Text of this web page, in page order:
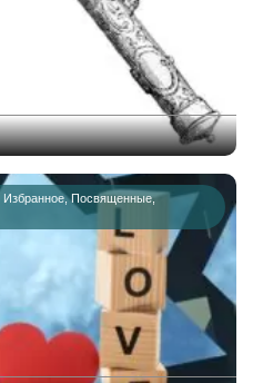
Избранное,Посвященные,